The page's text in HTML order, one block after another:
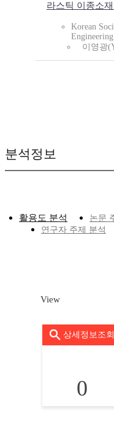
라스틱 이종소
Korean
Engineering
이영광
분석정보
활용도 분석
논문
연구자 주제 분석
View
상세정보조회
0